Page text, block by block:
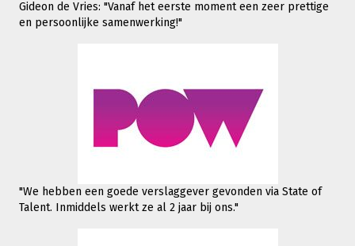
Gideon de Vries: "Vanaf het eerste moment een zeer prettige
en persoonlijke samenwerking!"
"We hebben een goede verslaggever gevonden via State of
Talent. Inmiddels werktze al 2 jaar bij ons."